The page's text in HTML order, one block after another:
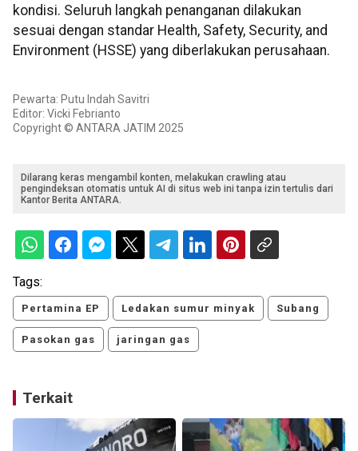
kondisi. Seluruh langkah penanganan dilakukan
sesuai dengan standar Health, Safety, Security, and
Environment (HSSE) yang diberlakukan perusahaan.
Pewarta: Putu Indah Savitri
Editor: Vicki Febrianto
Copyright © ANTARA JATIM 2025
Dilarang keras mengambil konten, melakukan crawling atau
pengindeksan otomatis untuk AI di situs web ini tanpa izin tertulis dari
Kantor Berita ANTARA.
Tags:
Pertamina EP Ledakan sumur minyak Subang
Pasokan gas jaringan gas
Terkait